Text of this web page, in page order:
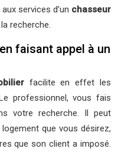
services d’un chasseur
recherche.
faisant appel à un
facilite en effet les
professionnel, vous fais
votre recherche. Il peut
que vous désirez,
que son client a imposé.